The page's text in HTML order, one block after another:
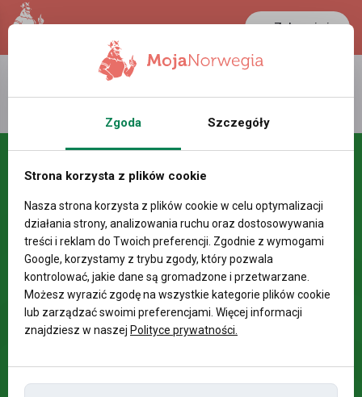
Zaloguj się
LANCASTER
25.1 °C 0.3899 PLN
Zgoda Szczegóły
Strona korzysta z plików cookie
Nasza strona korzysta z plików cookie w celu optymalizacji
działania strony, analizowania ruchu oraz dostosowywania
treści i reklam do Twoich preferencji. Zgodnie z wymogami
Google, korzystamy z trybu zgody, który pozwala
kontrolować, jakie dane są gromadzone i przetwarzane.
Możesz wyrazić zgodę na wszystkie kategorie plików cookie
lub zarządzać swoimi preferencjami. Więcej informacji
znajdziesz w naszej Polityce prywatności.